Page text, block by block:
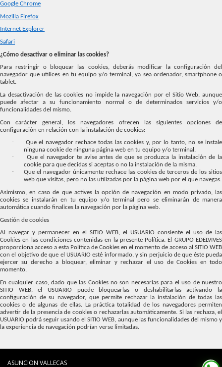
Google Chrome
Mozilla Firefox
Internet Explorer
Safari
¿Cómo desactivar o eliminar las cookies?
Para restringir o bloquear las cookies, deberás modificar la configuración del
navegador que utilices en tu equipo y/o terminal, ya sea ordenador, smartphone o
tablet.
La desactivación de las cookies no impide la navegación por el Sitio Web, aunque
puede afectar a su funcionamiento normal o de determinados servicios y/o
funcionalidades del mismo.
Con carácter general, los navegadores ofrecen las siguientes opciones de
configuración en relación con la instalación de cookies:
·
Que el navegador rechace todas las cookies y, por lo tanto, no se instale
ninguna cookie de ninguna página web en tu equipo y/o terminal.
·
Que el navegador te avise antes de que se produzca la instalación de la
cookie para que decidas si aceptas o no la instalación de la misma.
·
Que el navegador únicamente rechace las cookies de terceros de los sitios
web que visitas, pero no las utilizadas por la página web por el que navegas.
Asimismo, en caso de que actives la opción de navegación en modo privado, las
cookies se instalarán en tu equipo y/o terminal pero se eliminarán de manera
automática cuando finalices la navegación por la página web.
Gestión de cookies
Al navegar y permanecer en el SITIO WEB, el USUARIO consiente el uso de las
Cookies en las condiciones contenidas en la presente Política. El GRUPO EDELVIVES
proporciona acceso a esta Política de Cookies en el momento de acceso al SITIO WEB
con el objetivo de que el USUARIO esté informado, y sin perjuicio de que éste pueda
ejercer su derecho a bloquear, eliminar y rechazar el uso de Cookies en todo
momento.
En cualquier caso, dado que las Cookies no son necesarias para el uso de nuestro
SITIO WEB, el USUARIO puede bloquearlas o deshabilitarlas activando la
configuración de su navegador, que permite rechazar la instalación de todas las
cookies o de algunas de ellas. La práctica totalidad de los navegadores permiten
advertir de la presencia de cookies o rechazarlas automáticamente. Si las rechaza, el
USUARIO podrá seguir usando el SITIO WEB, aunque las funcionalidades del mismo y
la experiencia de navegación podrían verse limitadas.
ASUNCION VALLECAS